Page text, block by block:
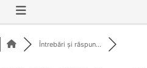
Întrebări și răspun...